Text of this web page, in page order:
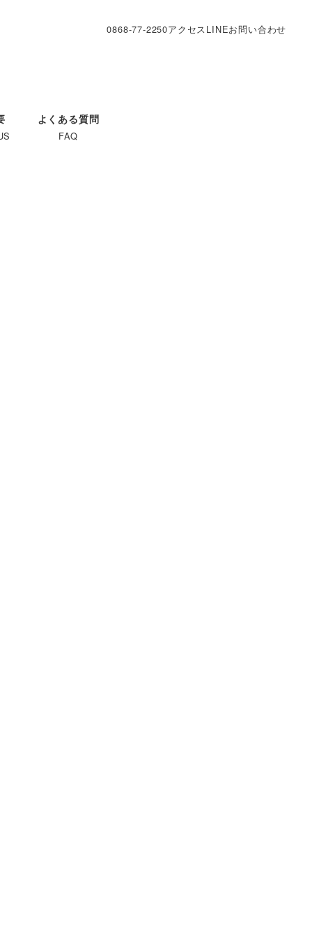
0868-77-2250アクセスLINEお問い合わせ
よくある質問
FAQ